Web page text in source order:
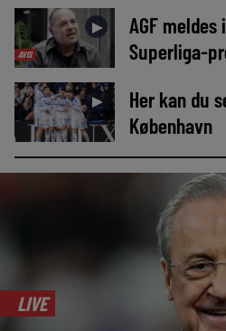
AVIS
►
AGF
Superliga-
►
Her kan du
København
LIVE